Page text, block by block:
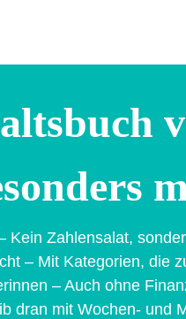
Kein Zahlensalat,
– Mit Kategorien, die
– Auch ohne
dran mit Wochen- und